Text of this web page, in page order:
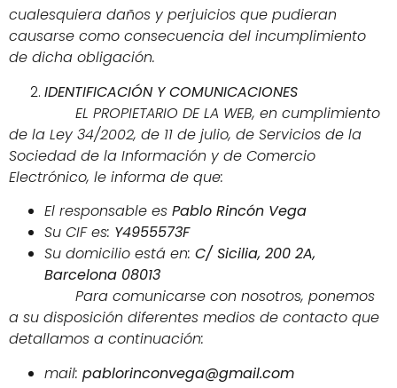
cualesquiera daños y perjuicios que pudieran
causarse como consecuencia del incumplimiento
de dicha obligación.
IDENTIFICACIÓN Y COMUNICACIONES
EL PROPIETARIO DE LA WEB, en cumplimiento
de la Ley 34/2002, de 11 de julio, de Servicios de la
Sociedad de la Información y de Comercio
Electrónico, le informa de que:
El responsable es Pablo Rincón Vega
Su CIF es: Y4955573F
Su domicilio está en: C/ Sicilia, 200 2A,
Barcelona 08013
Para comunicarse con nosotros, ponemos
a su disposición diferentes medios de contacto que
detallamos a continuación:
mail: pablorinconvega@gmail.com